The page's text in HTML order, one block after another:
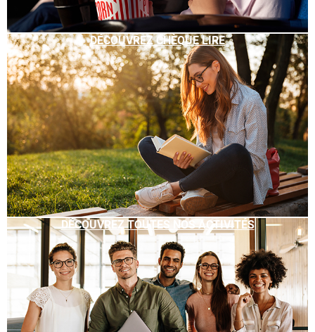
DÉCOUVREZ CHÈQUE LIRE
DÉCOUVREZ TOUTES NOS ACTIVITÉS